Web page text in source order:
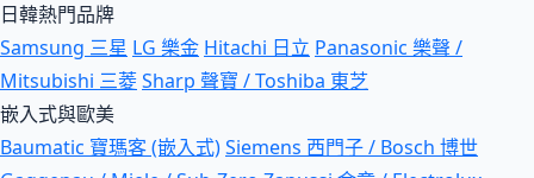
日韓熱門品牌
Samsung 三星 LG 樂金 Hitachi 日立 Panasonic 樂聲 /
Mitsubishi 三菱Sharp 聲寶 / Toshiba 東芝
嵌入式與歐美
Baumatic 寶瑪客 (嵌入式)Siemens 西門子 / Bosch 博世